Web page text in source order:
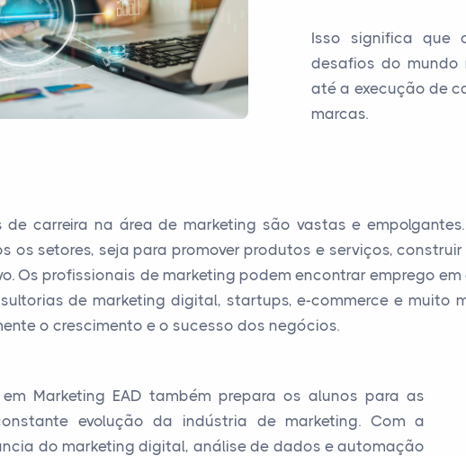
Isso significa que
desafios do mundo
até a execução de
marcas.
de carreira na área de marketing são vastas e
os setores, seja para promover produtos e serviços,
Os profissionais de marketing podem encontrar emprego
de marketing digital, startups, e-commerce e muito
o crescimento e o sucesso dos negócios.
Marketing EAD também prepara os alunos para as
evolução da indústria de marketing. Com a
do marketing digital, análise de dados e automação